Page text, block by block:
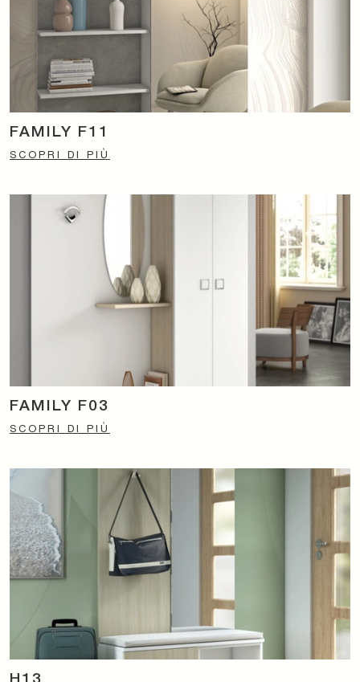
FAMILY F11
SCOPRI DI PIÙ
FAMILY F03
SCOPRI DI PIÙ